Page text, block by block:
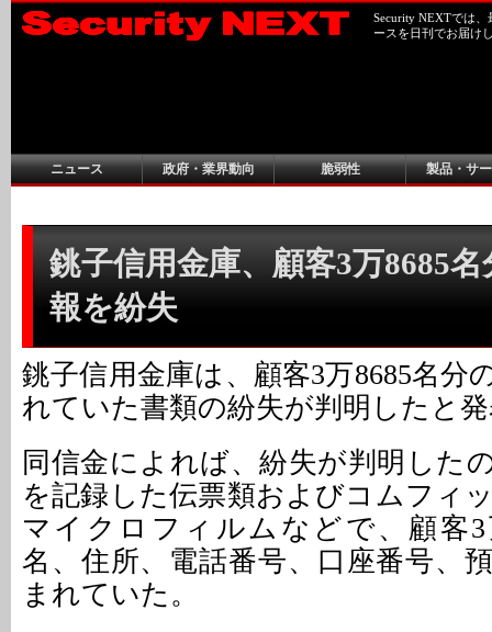
Security NEXTでは
ースを日刊でお届け
ニュース 政府・業界動向 脆弱性 製品・サ
銚子信用金庫、顧客3万8685
報を紛失
銚子信用金庫は、顧客3万8685名分
れていた書類の紛失が判明したと
同信金によれば、紛失が判明した
を記録した伝票類およびコムフィ
マイクロフィルムなどで、顧客3
名、住所、電話番号、口座番号、
まれていた。